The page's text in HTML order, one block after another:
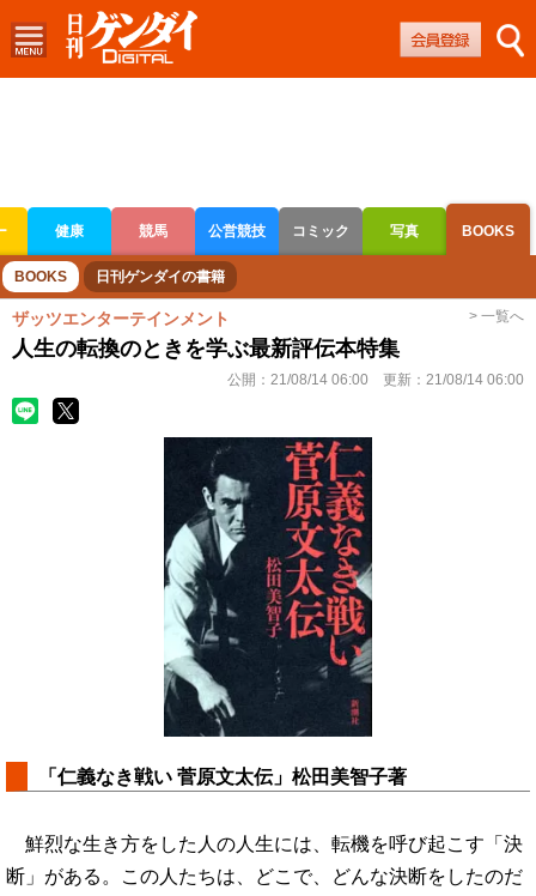
健康 競馬 公営競技 コミック 写真 BOOKS
ボートレース 競輪 オートレース
BOOKS 日刊ゲンダイの書籍
ザッツエンターテインメント > 一覧へ
人生の転換のときを学ぶ最新評伝本特集
公開： 21/08/14 06:00 更新： 21/08/14 06:00
「仁義なき戦い 菅原文太伝」松田美智子著
鮮烈な生き方をした人の人生には、転機を呼び起こす「決
断」がある。この人たちは、どこで、どんな決断をしたのだ